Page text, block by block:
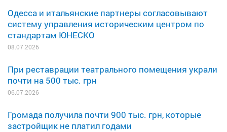
Одесса и итальянские партнеры согласовывают
систему управления историческим центром по
стандартам ЮНЕСКО
08.07.2026
При реставрации театрального помещения украли
почти на 500 тыс. грн
06.07.2026
Громада получила почти 900 тыс. грн, которые
застройщик не платил годами